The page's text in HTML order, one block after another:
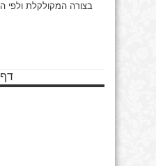
בצורה המקולקלת ולפי